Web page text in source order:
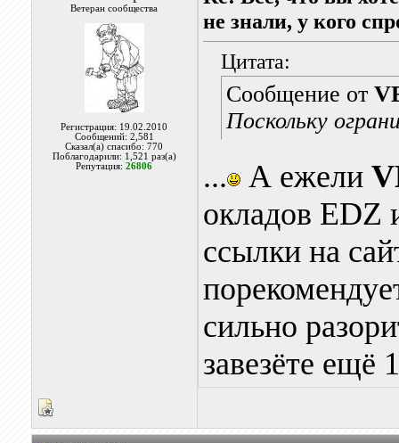
Ветеран сообщества
Регистрация: 19.02.2010
Сообщений: 2,581
Сказал(а) спасибо: 770
Поблагодарили: 1,521 раз(а)
Репутация:26806
не знали, у кого
Цитата:
Сообщение от
Поскольку
... А ежели
окладов EDZ
ссылки на
сильно
завезёте ещё